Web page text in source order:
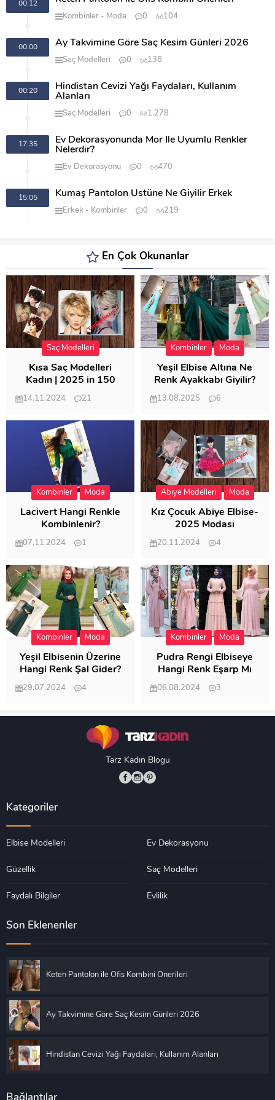
00:12
Kombinler Moda 0 104
00:00 Ay Takvimine Göre Saç Kesim Günleri 2026
Saç Modelleri 0 138
00:20
Hindistan Cevizi Yağı Faydaları, Kullanım
Alanları
Saç Modelleri 0 1.278
17:35
Ev Dekorasyonunda Mor İle Uyumlu Renkler
Nelerdir?
Ev Dekorasyonu 0 470
15:05 Kumaş Pantolon Üstüne Ne Giyilir Erkek
Erkek Kombinler 0 219
En Çok Okunanlar
Saç Modelleri
Kısa Saç Modelleri
Kadın | 2025 in 150
Modeli
14.11.2024
21
Kombinler Moda
Yeşil Elbise Altına Ne
Renk Ayakkabı Giyilir?
13.08.2025
6
Kombinler Moda
Lacivert Hangi Renkle
Kombinlenir?
07.11.2024
1
Abiye Modelleri Moda
Kız Çocuk Abiye Elbise-
2025 Modası
20.11.2024
4
Kombinler Moda
Yeşil Elbisenin Üzerine
Hangi Renk Şal Gider?
29.07.2024
4
Kombinler Moda
Pudra Rengi Elbiseye
Hangi Renk Eşarp Mı
Dedi Birisi
06.08.2024
3
Tarz Kadın Blogu
Kategoriler
Elbise Modelleri Ev Dekorasyonu
Güzellik Saç Modelleri
Faydalı Bilgiler Evlilik
Son Eklenenler
Keten Pantolon ile Ofis Kombini Önerileri
Ay Takvimine Göre Saç Kesim Günleri 2026
Hindistan Cevizi Yağı Faydaları, Kullanım Alanları
Bağlantılar